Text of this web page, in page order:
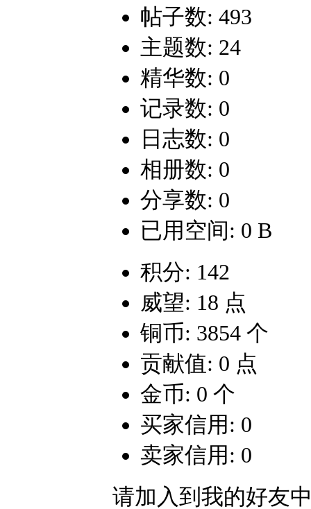
帖子数: 493
主题数: 24
精华数: 0
记录数: 0
日志数: 0
相册数: 0
分享数: 0
已用空间: 0 B
积分: 142
威望: 18 点
铜币: 3854 个
贡献值: 0 点
金币: 0 个
买家信用: 0
卖家信用: 0
请加入到我的好友